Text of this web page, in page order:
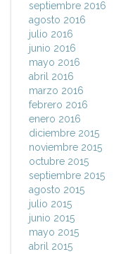
septiembre 2016
agosto 2016
julio 2016
junio 2016
mayo 2016
abril 2016
marzo 2016
febrero 2016
enero 2016
diciembre 2015
noviembre 2015
octubre 2015
septiembre 2015
agosto 2015
julio 2015
junio 2015
mayo 2015
abril 2015